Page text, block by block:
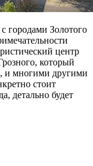
городами Золотого
центр
который
и многими другими
стоит
детально будет